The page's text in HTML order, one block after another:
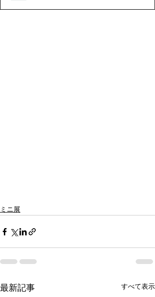
ミニ展
最新記事 すべて表示